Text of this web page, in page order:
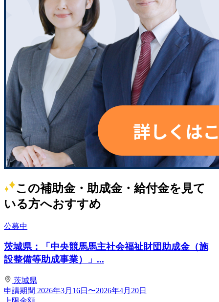
この補助金・助成金・給付金を見て
いる方へおすすめ
公募中
茨城県：「中央競馬馬主社会福祉財団助成金（施
設整備等助成事業）」...
茨城県
申請期間 2026年3月16日〜2026年4月20日